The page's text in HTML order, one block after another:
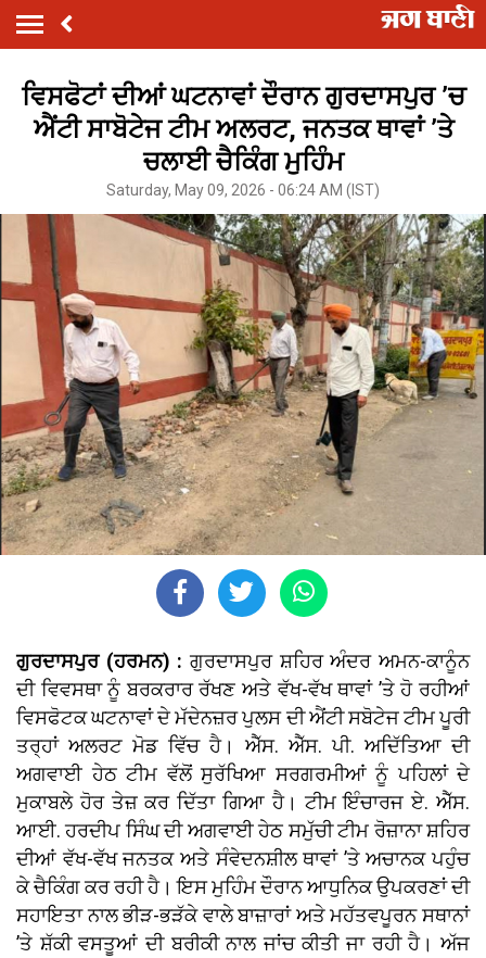
ਵਿਸਫੋਟਾਂ ਦੀਆਂ ਘਟਨਾਵਾਂ ਦੌਰਾਨ ਗੁਰਦਾਸਪੁਰ ’ਚ
ਐਂਟੀ ਸਾਬੋਟੇਜ ਟੀਮ ਅਲਰਟ, ਜਨਤਕ ਥਾਵਾਂ ’ਤੇ
ਚਲਾਈ ਚੈਕਿੰਗ ਮੁਹਿੰਮ
Saturday, May 09, 2026 - 06:24 AM (IST)
ਗੁਰਦਾਸਪੁਰ (ਹਰਮਨ) : ਗੁਰਦਾਸਪੁਰ ਸ਼ਹਿਰ ਅੰਦਰ ਅਮਨ-ਕਾਨੂੰਨ
ਦੀ ਵਿਵਸਥਾ ਨੂੰ ਬਰਕਰਾਰ ਰੱਖਣ ਅਤੇ ਵੱਖ-ਵੱਖ ਥਾਵਾਂ ’ਤੇ ਹੋ ਰਹੀਆਂ
ਵਿਸਫੋਟਕ ਘਟਨਾਵਾਂ ਦੇ ਮੱਦੇਨਜ਼ਰ ਪੁਲਸ ਦੀ ਐਂਟੀ ਸਬੋਟੇਜ ਟੀਮ ਪੂਰੀ
ਤਰ੍ਹਾਂ ਅਲਰਟ ਮੋਡ ਵਿੱਚ ਹੈ। ਐੱਸ. ਐੱਸ. ਪੀ. ਅਦਿੱਤਿਆ ਦੀ
ਅਗਵਾਈ ਹੇਠ ਟੀਮ ਵੱਲੋਂ ਸੁਰੱਖਿਆ ਸਰਗਰਮੀਆਂ ਨੂੰ ਪਹਿਲਾਂ ਦੇ
ਮੁਕਾਬਲੇ ਹੋਰ ਤੇਜ਼ ਕਰ ਦਿੱਤਾ ਗਿਆ ਹੈ। ਟੀਮ ਇੰਚਾਰਜ ਏ. ਐੱਸ.
ਆਈ. ਹਰਦੀਪ ਸਿੰਘ ਦੀ ਅਗਵਾਈ ਹੇਠ ਸਮੁੱਚੀ ਟੀਮ ਰੋਜ਼ਾਨਾ ਸ਼ਹਿਰ
ਦੀਆਂ ਵੱਖ-ਵੱਖ ਜਨਤਕ ਅਤੇ ਸੰਵੇਦਨਸ਼ੀਲ ਥਾਵਾਂ ’ਤੇ ਅਚਾਨਕ ਪਹੁੰਚ
ਕੇ ਚੈਕਿੰਗ ਕਰ ਰਹੀ ਹੈ। ਇਸ ਮੁਹਿੰਮ ਦੌਰਾਨ ਆਧੁਨਿਕ ਉਪਕਰਣਾਂ ਦੀ
ਸਹਾਇਤਾ ਨਾਲ ਭੀੜ-ਭੜੱਕੇ ਵਾਲੇ ਬਾਜ਼ਾਰਾਂ ਅਤੇ ਮਹੱਤਵਪੂਰਨ ਸਥਾਨਾਂ
’ਤੇ ਸ਼ੱਕੀ ਵਸਤੂਆਂ ਦੀ ਬਰੀਕੀ ਨਾਲ ਜਾਂਚ ਕੀਤੀ ਜਾ ਰਹੀ ਹੈ। ਅੱਜ